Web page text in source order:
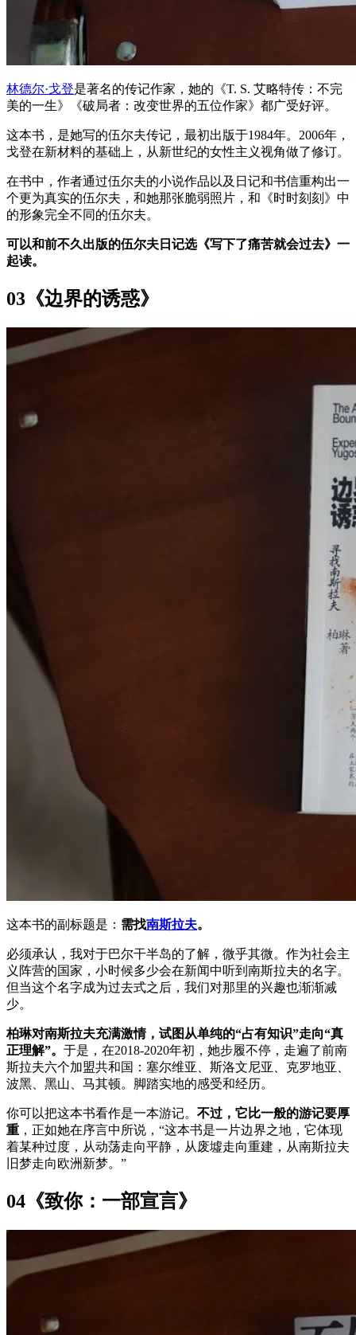
林德尔·戈登是著名的传记作家，她的《T. S. 艾略特传：不完
美的一生》《破局者：改变世界的五位作家》都广受好评。
这本书，是她写的伍尔夫传记，最初出版于1984年。2006年，
戈登在新材料的基础上，从新世纪的女性主义视角做了修订。
在书中，作者通过伍尔夫的小说作品以及日记和书信重构出一
个更为真实的伍尔夫，和她那张脆弱照片，和《时时刻刻》中
的形象完全不同的伍尔夫。
可以和前不久出版的伍尔夫日记选《写下了痛苦就会过去》一
起读。
03《边界的诱惑》
这本书的副标题是： 需找南斯拉夫。
必须承认，我对于巴尔干半岛的了解，微乎其微。作为社会主
义阵营的国家，小时候多少会在新闻中听到南斯拉夫的名字。
但当这个名字成为过去式之后，我们对那里的兴趣也渐渐减
少。
柏琳对南斯拉夫充满激情， 试图从单纯的“占有知识”走向“真
正理解”。 于是，在2018-2020年初，她步履不停，走遍了前南
斯拉夫六个加盟共和国：塞尔维亚、斯洛文尼亚、克罗地亚、
波黑、黑山、马其顿。脚踏实地的感受和经历。
你可以把这本书看作是一本游记。 不过，它比一般的游记要厚
重 ，正如她在序言中所说，“这本书是一片边界之地，它体现
着某种过度，从动荡走向平静，从废墟走向重建，从南斯拉夫
旧梦走向欧洲新梦。”
04《致你：一部宣言》